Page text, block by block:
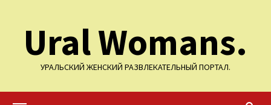
содержимому
Ural Womans.
УРАЛЬСКИЙ ЖЕНСКИЙ РАЗВЛЕКАТЕЛЬНЫЙ ПОРТАЛ.